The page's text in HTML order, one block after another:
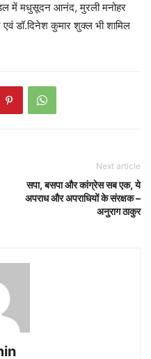
में मधुसूदन आनंद, मुरली मनोहर
डॉ.दिनेश कुमार शुक्ल भी शामिल
Next article
सपा, बसपा और कांग्रेस सब एक, ये
अपराध और अपराधियों के संरक्षक –
अनुराग ठाकुर